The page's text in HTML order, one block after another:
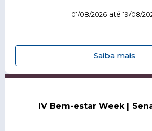
01/08/2026 até19/08/
Saiba mais
IV Bem-estar Week |